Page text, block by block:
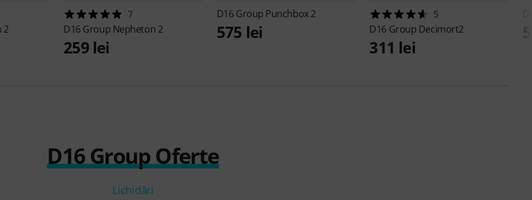
2
7
D16 Group Nepheton 2
259 lei
D16 Group Punchbox 2
575 lei
5
D16 Group Decimort2
311 lei
D16 Group Oferte
Lichidări